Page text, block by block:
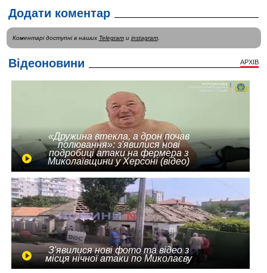
Додати коментар
Коментарі доступні в наших Telegramи instagram.
Відеоновини АРХІВ
«Дружина втекла, а дрон почав
полювання»: з'явилися нові
подробиці атаки на фермера з
Миколаївщини у Херсоні (відео)
З'явилися нові фото та відео з
місця нічної атаки по Миколаєву